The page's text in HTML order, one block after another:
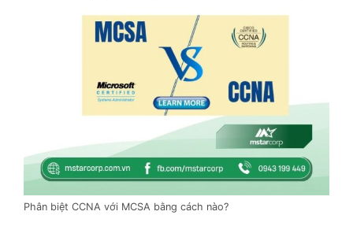
Phân biệt CCNA với MCSA bằng cách nào?